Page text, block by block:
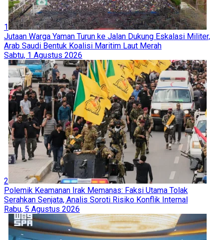
1
Jutaan Warga Yaman Turun ke Jalan Dukung Eskalasi Militer,
Arab Saudi Bentuk Koalisi Maritim Laut Merah
Sabtu, 1 Agustus 2026
2
Polemik Keamanan Irak Memanas: Faksi Utama Tolak
Serahkan Senjata, Analis Soroti Risiko Konflik Internal
Rabu, 5 Agustus 2026